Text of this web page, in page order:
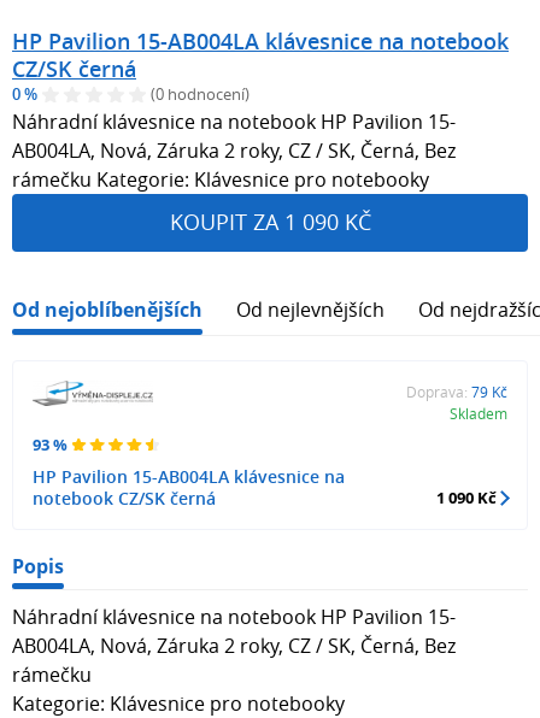
HP Pavilion 15-AB004LA klávesnice na notebook
CZ/SK černá
0 % (0 hodnocení)
Náhradní klávesnice na notebook HP Pavilion 15-
AB004LA, Nová, Záruka 2 roky, CZ / SK, Černá, Bez
rámečku Kategorie: Klávesnice pro notebooky
KOUPIT ZA 1 090 KČ
Od nejoblíbenějších Od nejlevnějších Od
93 %
HP Pavilion 15-AB004LA klávesnice na
notebook CZ/SK černá
Doprava: 79 Kč
Skladem
1 090 Kč
Popis
Náhradní klávesnice na notebook HP Pavilion 15-
AB004LA, Nová, Záruka 2 roky, CZ / SK, Černá, Bez
rámečku
Kategorie: Klávesnice pro notebooky